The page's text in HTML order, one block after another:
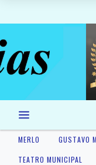
MERLO GUSTAVO
TEATRO MUNICIPAL